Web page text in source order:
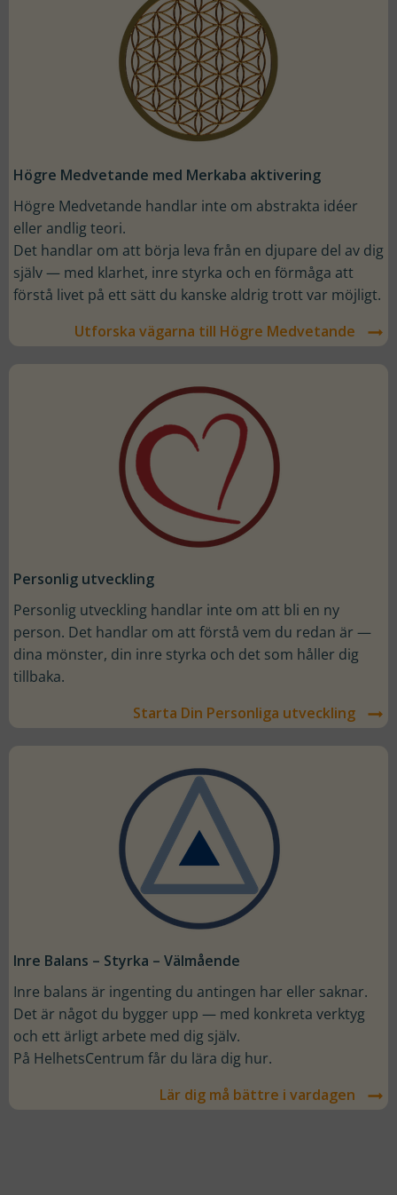
Högre Medvetande med Merkaba aktivering
Högre Medvetande handlar inte om abstrakta idéer
eller andlig teori.
Det handlar om att börja leva från en djupare del av dig
själv — med klarhet, inre styrka och en förmåga att
förstå livet på ett sätt du kanske aldrig trott var möjligt.
Utforska vägarna till Högre Medvetande
Personlig utveckling
Personlig utveckling handlar inte om att bli en ny
person. Det handlar om att förstå vem du redan är —
dina mönster, din inre styrka och det som håller dig
tillbaka.
Starta Din Personliga utveckling
Inre Balans – Styrka – Välmående
Inre balans är ingenting du antingen har eller saknar.
Det är något du bygger upp — med konkreta verktyg
och ett ärligt arbete med dig själv.
På HelhetsCentrum får du lära dig hur.
Lär dig må bättre i vardagen
Nödvändiga
Dessa kakor
behövs för
att hemsidan
över huvud